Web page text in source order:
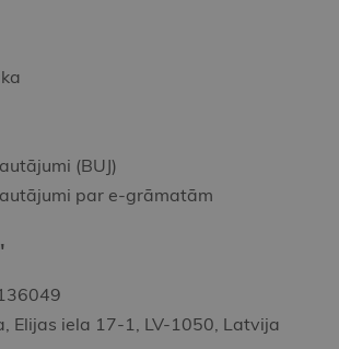
(BUJ)
par e-grāmatām
Elijas iela 17-1, LV-1050, Latvija